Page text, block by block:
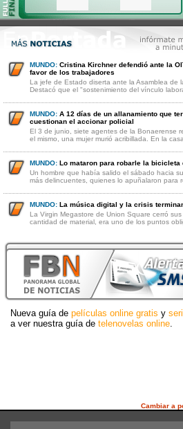
MUNDO: Cristina Kirchner defendió ante la
favor de los trabajadores
La jefe de Estado diserta ante la Asamblea de
Destacó que el "sostenimiento del vínculo
MUNDO: A 12 días de un allanamiento que
cuestionan el accionar policial
El 3 de junio, siete agentes de la Bonaerense
el mismo, una mujer murió acribillada. En la
MUNDO: Lo mataron para robarle la
Un hombre que había salido el sábado hacia
más delincuentes, quienes lo apuñalaron para
MUNDO: La música digital y la crisis
La Virgin Megastore de Union Square cerró
cantidad de material, era uno de los puntos
Nueva guía de películas online gratis y
a ver nuestra guía de telenovelas online.
Cambiar a